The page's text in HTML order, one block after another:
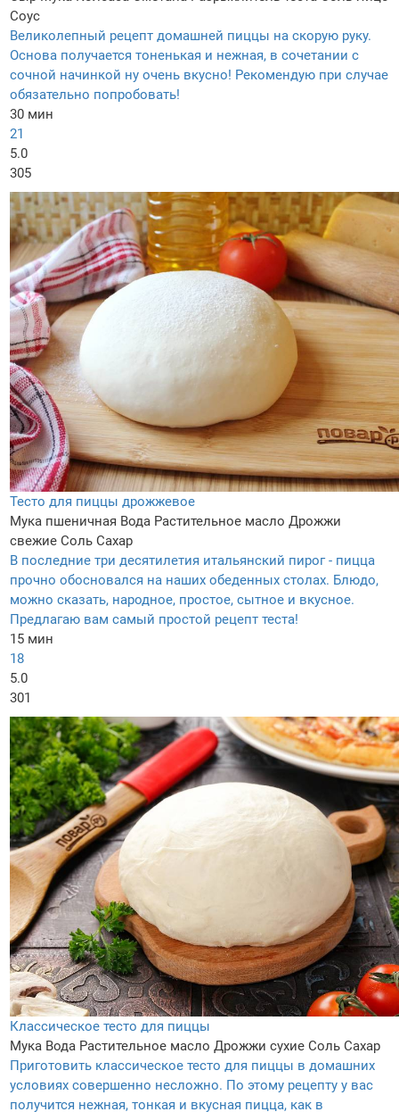
Соус
Великолепный рецепт домашней пиццы на скорую руку.
Основа получается тоненькая и нежная, в сочетании с
сочной начинкой ну очень вкусно! Рекомендую при случае
обязательно попробовать!
30 мин
21
5.0
305
Тесто для пиццы дрожжевое
Мука пшеничная Вода Растительное масло Дрожжи
свежие Соль Сахар
В последние три десятилетия итальянский пирог - пицца
прочно обосновался на наших обеденных столах. Блюдо,
можно сказать, народное, простое, сытное и вкусное.
Предлагаю вам самый простой рецепт теста!
15 мин
18
5.0
301
Классическое тесто для пиццы
Мука Вода Растительное масло Дрожжи сухие Соль Сахар
Приготовить классическое тесто для пиццы в домашних
условиях совершенно несложно. По этому рецепту у вас
получится нежная, тонкая и вкусная пицца, как в